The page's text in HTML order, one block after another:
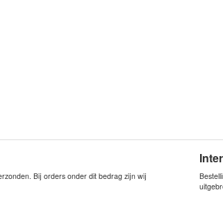
Bij orders onder dit bedrag zijn wij